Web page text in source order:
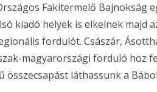
Fakitermelő Bajnokság
kiadó helyek is elkelnek majd
fordulót. Császár,
magyarországi forduló hoz
összecsapást láthassunk a